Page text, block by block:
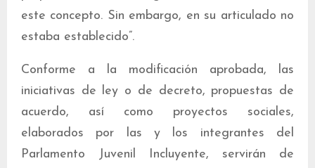
este concepto. Sin embargo, en su articulado no
estaba establecido”.
Conforme a la modificación aprobada, las
iniciativas de ley o de decreto, propuestas de
acuerdo, así como proyectos sociales,
elaborados por las y los integrantes del
Parlamento Juvenil Incluyente, servirán de